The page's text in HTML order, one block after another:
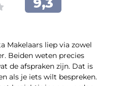
Makelaars liep via zowel
Beiden weten precies
de afspraken zijn. Dat is
als je iets wilt bespreken.